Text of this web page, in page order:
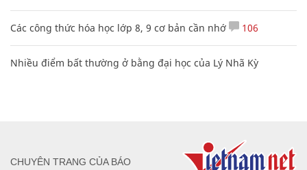
Các công thức hóa học lớp 8, 9 cơ bản cần nhớ 106
Nhiều điểm bất thường ở bằng đại học của Lý Nhã Kỳ
CHUYÊN TRANG CỦA BÁO